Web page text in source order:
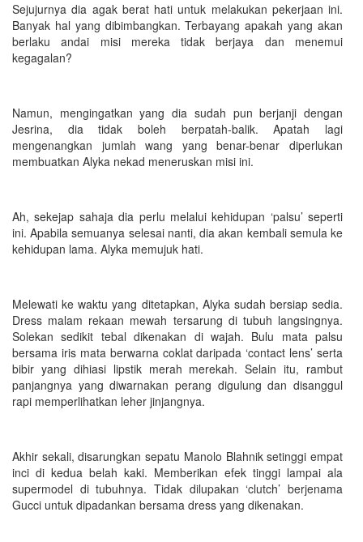
Sejujurnya dia agak berat hati untuk melakukan pekerjaan ini.
Banyak hal yang dibimbangkan. Terbayang apakah yang akan
berlaku andai misi mereka tidak berjaya dan menemui
kegagalan?
Namun, mengingatkan yang dia sudah pun berjanji dengan
Jesrina, dia tidak boleh berpatah-balik. Apatah lagi
mengenangkan jumlah wang yang benar-benar diperlukan
membuatkan Alyka nekad meneruskan misi ini.
Ah, sekejap sahaja dia perlu melalui kehidupan ‘palsu’ seperti
ini. Apabila semuanya selesai nanti, dia akan kembali semula ke
kehidupan lama. Alyka memujuk hati.
Melewati ke waktu yang ditetapkan, Alyka sudah bersiap sedia.
Dress malam rekaan mewah tersarung di tubuh langsingnya.
Solekan sedikit tebal dikenakan di wajah. Bulu mata palsu
bersama iris mata berwarna coklat daripada ‘contact lens’ serta
bibir yang dihiasi lipstik merah merekah. Selain itu, rambut
panjangnya yang diwarnakan perang digulung dan disanggul
rapi memperlihatkan leher jinjangnya.
Akhir sekali, disarungkan sepatu Manolo Blahnik setinggi empat
inci di kedua belah kaki. Memberikan efek tinggi lampai ala
supermodel di tubuhnya. Tidak dilupakan ‘clutch’ berjenama
Gucci untuk dipadankan bersama dress yang dikenakan.